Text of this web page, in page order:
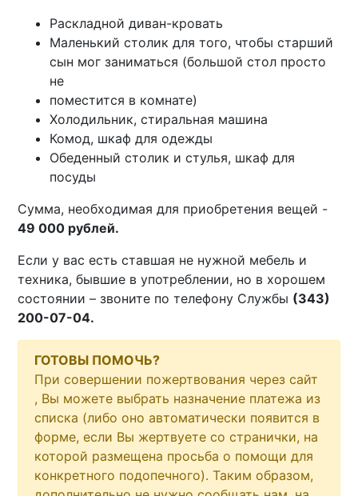
Раскладной диван-кровать
Маленький столик для того, чтобы старший
сын мог заниматься (большой стол просто
не
поместится в комнате)
Холодильник, стиральная машина
Комод, шкаф для одежды
Обеденный столик и стулья, шкаф для
посуды
Сумма, необходимая для приобретения вещей -
49 000 рублей.
Если у вас есть ставшая не нужной мебель и
техника, бывшие в употреблении, но в хорошем
состоянии – звоните по телефону Службы (343)
200-07-04.
ГОТОВЫ ПОМОЧЬ?
При совершении пожертвования через сайт
, Вы можете выбрать назначение платежа из
списка (либо оно автоматически появится в
форме, если Вы жертвуете со странички, на
которой размещена просьба о помощи для
конкретного подопечного). Таким образом,